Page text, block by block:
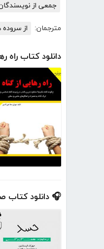
جمعی از
مترجمان: از
دانلود کتاب راه
🎧 دانلود